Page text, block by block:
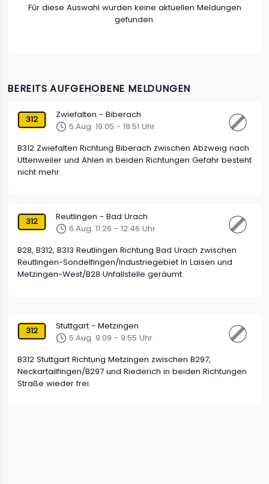
Fûr diese Auswahl wurden keine aktuellen Meldungen
gefunden.
BEREITS AUFGEHOBENE MELDUNGEN
312
Zwiefalten - Biberach
5.Aug. 19:05 - 19:51 Uhr
B312 Zwiefalten Richtung Biberach zwischen Abzweig nach
Uttenweiler und Ahlen in beiden Richtungen Gefahr besteht
nicht mehr.
312
Reutlingen - Bad Urach
6.Aug. 11:26 - 12:46 Uhr
B28, B312, B313 Reutlingen Richtung Bad Urach zwischen
Reutlingen-Sondelfingen/Industriegebiet In Laisen und
Metzingen-West/B28 Unfallstelle geräumt.
312
Stuttgart - Metzingen
5.Aug. 9:09 - 9:55 Uhr
B312 Stuttgart Richtung Metzingen zwischen B297,
Neckartailfingen/B297 und Riederich in beiden Richtungen
Straße wieder frei.